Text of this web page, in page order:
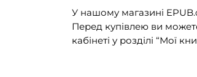
У нашому магазині
Перед купівлею ви
кабінеті у розділі “Мої